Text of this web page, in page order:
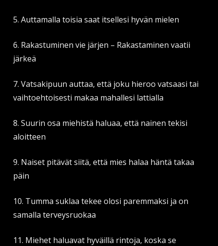
5. Auttamalla toisia saat itsellesi hyvän mielen
6. Rakastuminen vie järjen – Rakastaminen vaatii
järkeä
7. Vatsakipuun auttaa, että joku hieroo vatsaasi tai
vaihtoehtoisesti makaa mahallesi lattialla
8. Suurin osa miehistä haluaa, että nainen tekisi
aloitteen
9. Naiset pitävät siitä, että mies halaa häntä takaa
päin
10. Tumma suklaa tekee olosi paremmaksi ja on
samalla terveysruokaa
11. Miehet haluavat hyväillä rintoja, koska se